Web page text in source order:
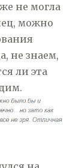
не могла
можно
не знаем,
ли эта